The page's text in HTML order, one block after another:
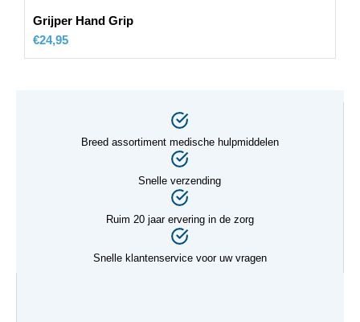
Grijper Hand Grip
€24,95
Breed assortiment medische hulpmiddelen
Snelle verzending
Ruim 20 jaar ervering in de zorg
Snelle klantenservice voor uw vragen